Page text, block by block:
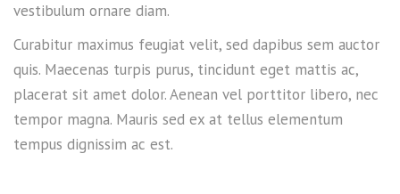
vestibulum ornare diam.
Curabitur maximus feugiat velit, sed dapibus sem auctor
quis. Maecenas turpis purus, tincidunt eget mattis ac,
placerat sit amet dolor. Aenean vel porttitor libero, nec
tempor magna. Mauris sed ex at tellus elementum
tempus dignissim ac est.